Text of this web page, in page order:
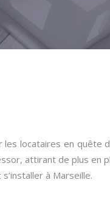
locataires en quête
attirant de plus en
à Marseille.